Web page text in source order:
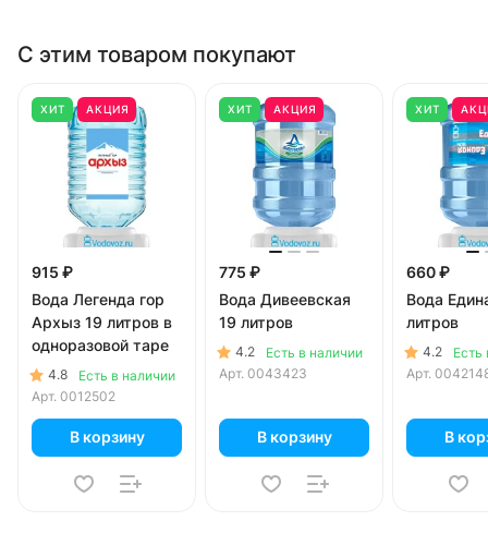
С этим товаром покупают
ХИТ АКЦИЯ
915 ₽
Вода Легенда гор
Архыз 19 литров в
одноразовой таре
4.8
Есть в наличии
Арт. 0012502
В корзину
ХИТ АКЦИЯ
775 ₽
Вода Дивеевская
19 литров
4.2
Есть в наличии
Арт. 0043423
В корзину
ХИТ
660 ₽
Вода
литров
4.2
Есть
Арт.
В